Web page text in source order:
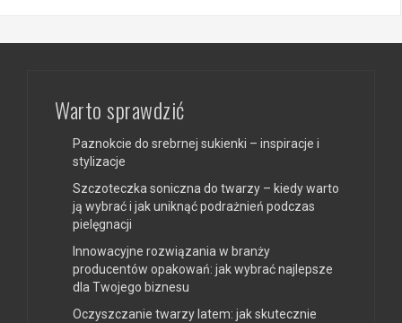
Warto sprawdzić
Paznokcie do srebrnej sukienki – inspiracje i
stylizacje
Szczoteczka soniczna do twarzy – kiedy warto
ją wybrać i jak uniknąć podrażnień podczas
pielęgnacji
Innowacyjne rozwiązania w branży
producentów opakowań: jak wybrać najlepsze
dla Twojego biznesu
Oczyszczanie twarzy latem: jak skutecznie